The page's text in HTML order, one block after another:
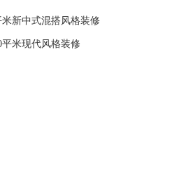
米新中式混搭风格装修
平米现代风格装修